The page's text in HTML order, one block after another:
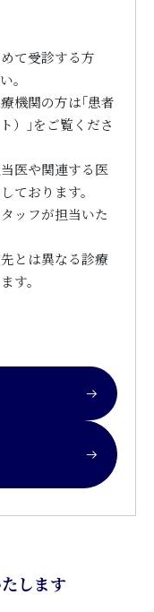
て受診する方
。
機関の方は｢患者
）｣をご覧くださ
医や関連する医
ております。
ッフが担当いた
とは異なる診療
す。
します